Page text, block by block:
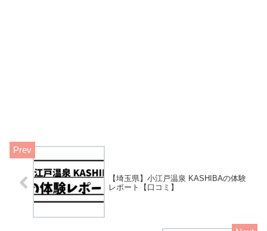
【埼玉県】小江戸温泉 KASHIBAの体験
レポート【口コミ】